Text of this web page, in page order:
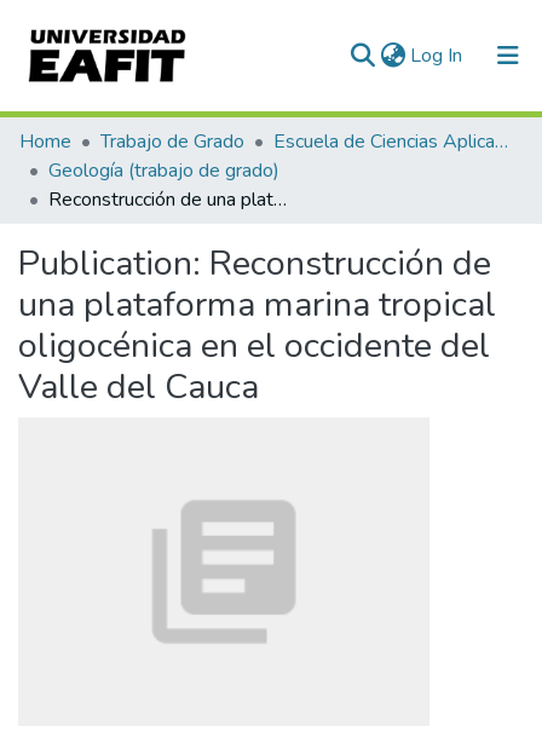
Log In (current)
Communities & Collections
All of DSpace
Home Trabajo de Grado
Escuela de Ciencias Aplicadas e Ingeniería
Geología (trabajo de grado)
Reconstrucción de una plataforma marina tropical oligocénica en el occidente del Valle del Cauca
Publication: Reconstrucción de
una plataforma marina tropical
oligocénica en el occidente del
Valle del Cauca